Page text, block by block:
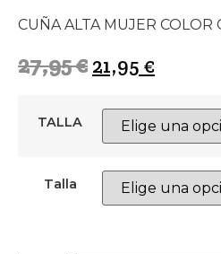
CUÑA ALTA MUJER COLOR
27,95€ 21,95 €
TALLA
Talla